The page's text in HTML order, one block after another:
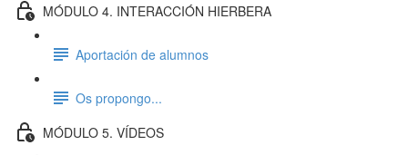
MÓDULO 4. INTERACCIÓN HIERBERA
Aportación de alumnos
Os propongo...
MÓDULO 5. VÍDEOS